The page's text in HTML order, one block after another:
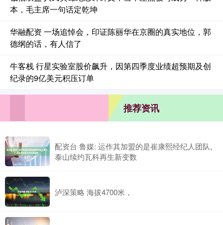
本，毛主席一句话定乾坤
华融配资 一场追悼会，印证陈丽华在京圈的真实地位，郭
德纲的话，有人信了
牛客栈 行星实验室股价飙升，因第四季度业绩超预期及创
纪录的9亿美元积压订单
推荐资讯
配资台 鲁媒: 运作其加盟的是崔康熙经纪人团队,
泰山续约瓦科再生新变数
泸深策略 海拔4700米，